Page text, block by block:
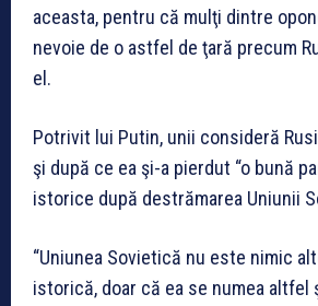
aceasta, pentru că mulţi dintre
nevoie de o astfel de ţară precum
el.
Potrivit lui Putin, unii consideră
şi după ce ea şi-a pierdut “o bună
istorice după destrămarea Uniunii
“Uniunea Sovietică nu este nimic
istorică, doar că ea se numea altfel